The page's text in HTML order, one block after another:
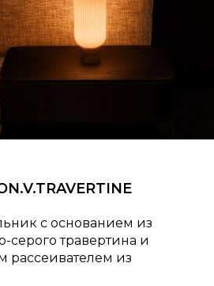
с основанием из
серого травертина и
рассеивателем из